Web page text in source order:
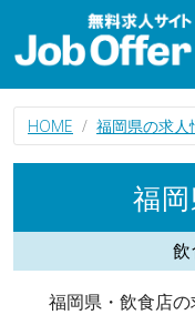
HOME 福岡県の求人
福
福岡県・飲食店の